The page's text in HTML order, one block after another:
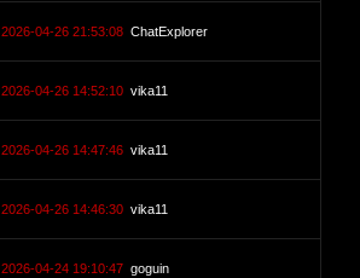
2026-04-26 21:53:08 ChatExplorer
2026-04-26 14:52:10 vika11
2026-04-26 14:47:46 vika11
2026-04-26 14:46:30 vika11
2026-04-24 19:10:47 goguin